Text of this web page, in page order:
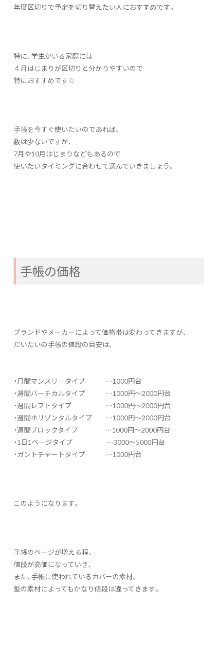
年度区切りで予定を切り替えたい人におすすめです。
特に、学生がいる家庭には
４月はじまりが区切りと分かりやすいので
特におすすめです☆
手帳を今すぐ使いたいのであれば、
数は少ないですが、
7月や10月はじまりなどもあるので
使いたいタイミングに合わせて選んでいきましょう。
手帳の価格
ブランドやメーカーによって価格帯は変わってきますが、
だいたいの手帳の値段の目安は、
・月間マンスリータイプ …1000円台
・週間バーチカルタイプ …1000円～2000円台
・週間レフトタイプ …1000円～2000円台
・週間ホリゾンタルタイプ …1000円～2000円台
・週間ブロックタイプ …1000円～2000円台
・1日1ページタイプ …3000～5000円台
・ガントチャートタイプ …1000円台
このようになります。
手帳のページが増える程、
値段が高価になっていき、
また、手帳に使われているカバーの素材、
髪の素材によってもかなり値段は違ってきます。